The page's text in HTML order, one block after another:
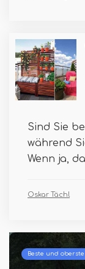
Sind Sie
während
Wenn ja,
Oskar Tächl
Beste und